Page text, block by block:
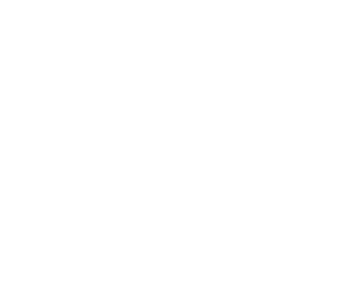
y
de la mayor objetividad